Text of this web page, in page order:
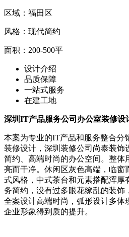
区域：福田区
风格：现代简约
面积：200-500平
设计介绍
品质保障
一站式服务
在建工地
深圳IT产品服务公司办公室装修设
本案为专业的IT产品和服务整合分
装修设计，深圳装修公司尚泰装饰
简约、高端时尚的办公空间。整体
亮而干净。休闲区灰色高端，临窗
式风格，中式茶台和元素搭配浑厚
务简约，没有过多眼花缭乱的装饰
全案设计高端时尚，弧形设计多体
企业形象得到质的提升。